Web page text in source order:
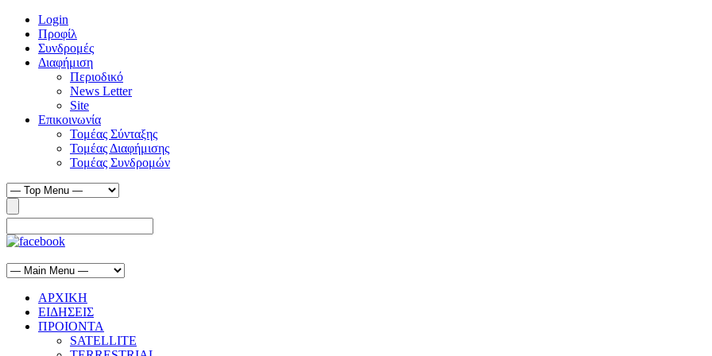
Login
Προφίλ
Συνδρομές
Διαφήμιση
Περιοδικό
News Letter
Site
Επικοινωνία
Τομέας Σύνταξης
Τομέας Διαφήμισης
Τομέας Συνδρομών
ΑΡΧΙΚΗ
ΕΙΔΗΣΕΙΣ
ΠΡΟΙΟΝΤΑ
SATELLITE